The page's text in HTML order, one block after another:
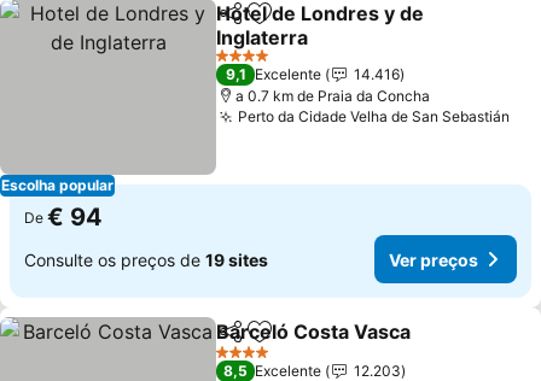
Escolha popular
PartilharAdicionar aos favoritos
Hotel de Londres y de
Inglaterra
4 Estrelas
9,1 Excelente
14.416
a 0.7 km de Praia da Concha
Perto da Cidade Velha de San Sebastián
De € 94
Consulte os preços de 19 sites Ver preços
PartilharAdicionar aos favoritos
Barceló Costa Vasca
4 Estrelas
8,5 Excelente
12.203